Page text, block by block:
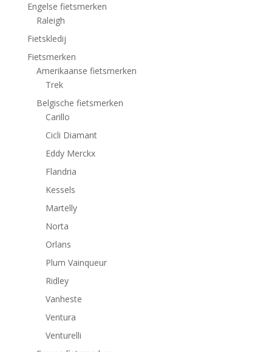
Engelse fietsmerken
Raleigh
Fietskledij
Fietsmerken
Amerikaanse fietsmerken
Trek
Belgische fietsmerken
Carillo
Cicli Diamant
Eddy Merckx
Flandria
Kessels
Martelly
Norta
Orlans
Plum Vainqueur
Ridley
Vanheste
Ventura
Venturelli